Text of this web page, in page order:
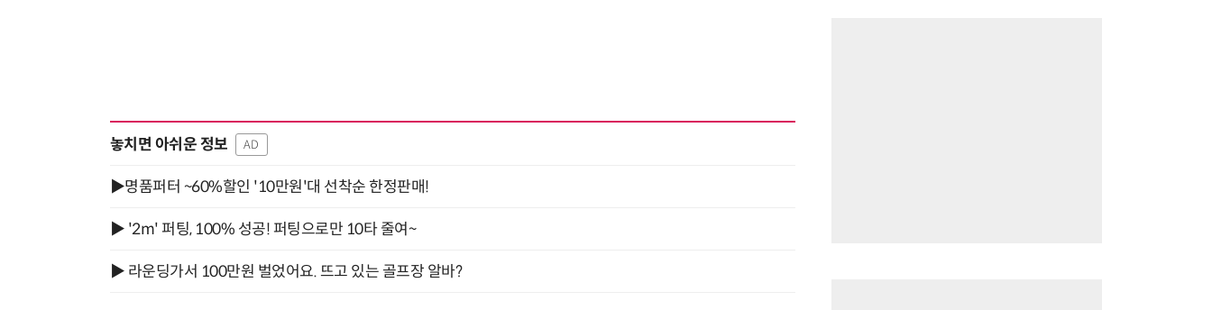
놓치면 아쉬운 정보 AD
▶명품퍼터 ~60%할인 '10만원'대 선착순 한정판매!
▶ '2m' 퍼팅, 100% 성공! 퍼팅으로만 10타 줄여~
▶ 라운딩가서 100만원 벌었어요. 뜨고 있는 골프장 알바?